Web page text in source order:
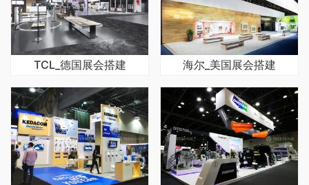
TCL_德国展会搭建 海尔_美国展会搭建